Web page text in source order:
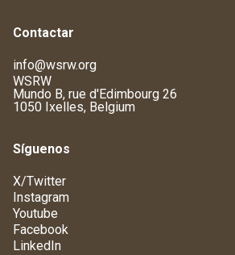
Contactar
info@wsrw.org
WSRW
Mundo B, rue d'Edimbourg 26
1050 Ixelles, Belgium
Síguenos
X/Twitter
Instagram
Youtube
Facebook
LinkedIn